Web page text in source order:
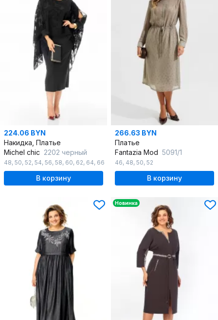
224.06 BYN
Накидка, Платье
Michel chic 2202 черный
48, 50, 52, 54, 56, 58, 60, 62, 64, 66
В корзину
266.63 BYN
Платье
Fantazia Mod 5091/1
46, 48, 50, 52
В корзину
Новинка